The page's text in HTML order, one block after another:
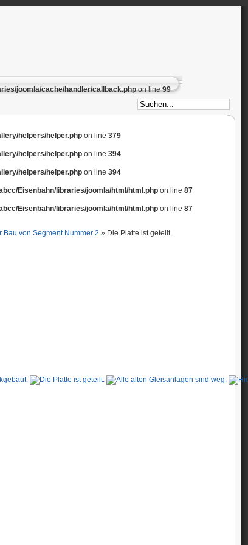
joomla/cache/handler/callback.phpon line99
helpers/helper.phpon line 379
helpers/helper.phpon line 394
helpers/helper.phpon line 394
Eisenbahn/libraries/joomla/html/html.phpon line 87
Eisenbahn/libraries/joomla/html/html.phpon line 87
Bau von Segment Nummer 2 » Die Platte ist geteilt.